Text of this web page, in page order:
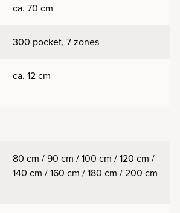
ca. 70 cm
300 pocket, 7 zones
ca. 12 cm
80 cm / 90 cm / 100 cm / 120 cm /
140 cm / 160 cm / 180 cm / 200 cm